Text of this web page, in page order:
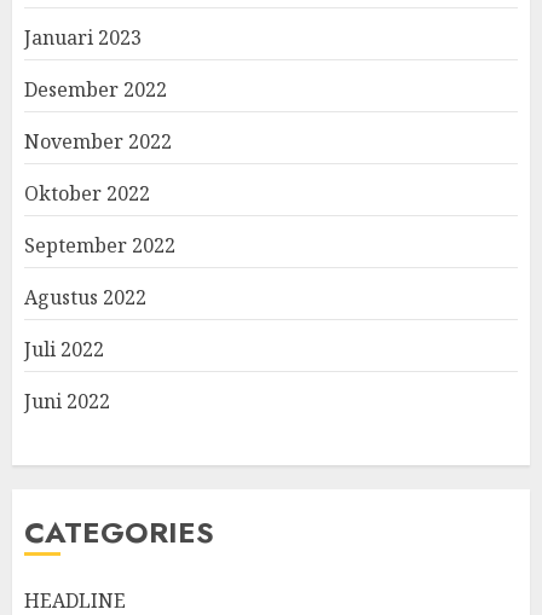
Januari 2023
Desember 2022
November 2022
Oktober 2022
September 2022
Agustus 2022
Juli 2022
Juni 2022
CATEGORIES
HEADLINE